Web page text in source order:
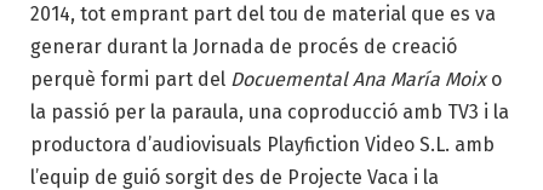
2014, tot emprant part del tou de material que es va
generar durant la Jornada de procés de creació
perquè formi part del Docuemental Ana María Moix o
la passió per la paraula, una coproducció amb TV3 i la
productora d’audiovisuals Playfiction Video S.L. amb
l’equip de guió sorgit des de Projecte Vaca i la